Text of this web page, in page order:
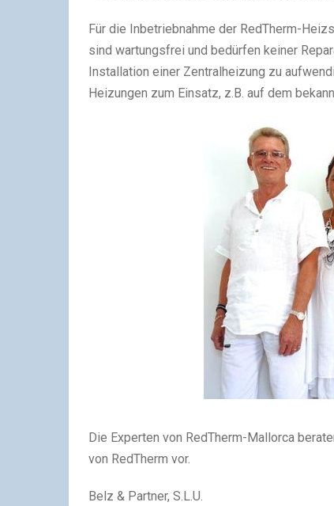
Für die Inbetriebnahme der RedTherm-
sind wartungsfrei und bedürfen keiner
Installation einer Zentralheizung zu
Heizungen zum Einsatz, z.B. auf dem
Die Experten von RedTherm-Mallorca
von RedTherm vor.
Belz & Partner, S.L.U.